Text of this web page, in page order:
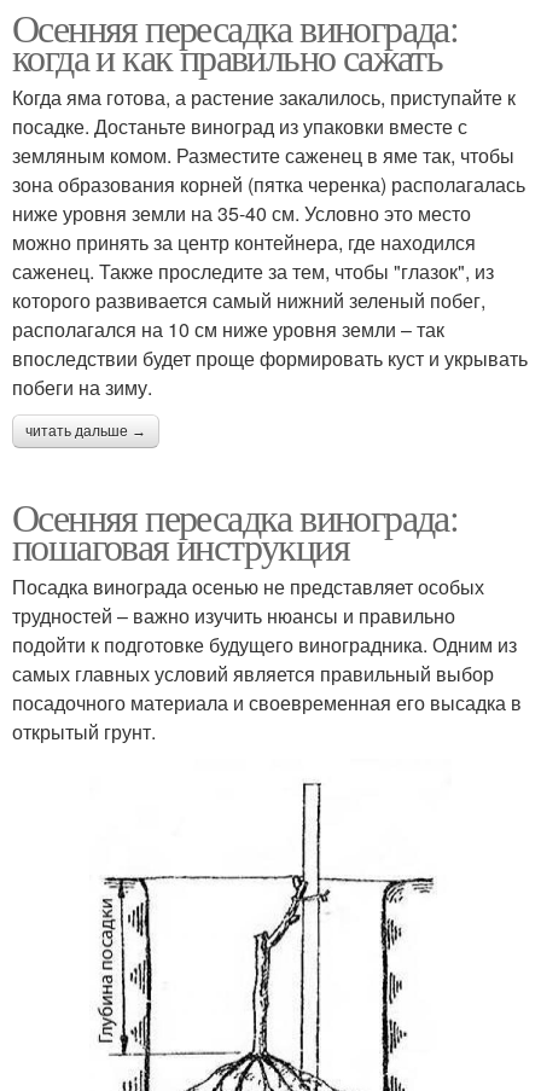
Осенняя пересадка винограда:
когда и как правильно сажать
Когда яма готова, а растение закалилось, приступайте к
посадке. Достаньте виноград из упаковки вместе с
земляным комом. Разместите саженец в яме так, чтобы
зона образования корней (пятка черенка) располагалась
ниже уровня земли на 35-40 см. Условно это место
можно принять за центр контейнера, где находился
саженец. Также проследите за тем, чтобы "глазок", из
которого развивается самый нижний зеленый побег,
располагался на 10 см ниже уровня земли – так
впоследствии будет проще формировать куст и укрывать
побеги на зиму.
читать дальше →
Осенняя пересадка винограда:
пошаговая инструкция
Посадка винограда осенью не представляет особых
трудностей – важно изучить нюансы и правильно
подойти к подготовке будущего виноградника. Одним из
самых главных условий является правильный выбор
посадочного материала и своевременная его высадка в
открытый грунт.